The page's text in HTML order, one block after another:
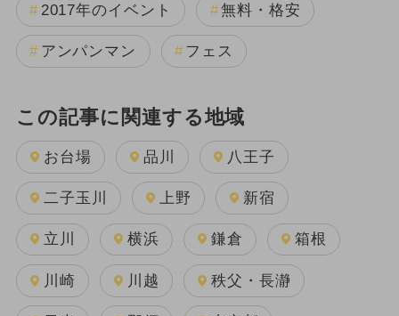
2017年のイベント 無料・格安
アンパンマン フェス
この記事に関連する地域
お台場 品川 八王子
二子玉川 上野 新宿
立川 横浜 鎌倉 箱根
川崎 川越 秩父・長瀞